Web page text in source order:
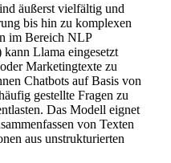
äußerst vielfältig und
bis hin zu komplexen
im Bereich NLP
Llama eingesetzt
Marketingtexte zu
Chatbots auf Basis von
gestellte Fragen zu
Das Modell eignet
von Texten
aus unstrukturierten